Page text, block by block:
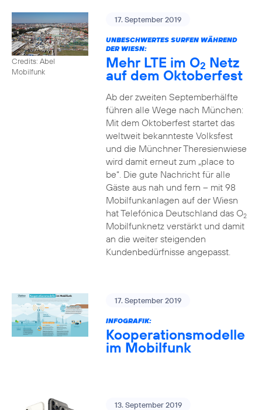
Credits: Abel
Mobilfunk
17. September 2019
UNBESCHWERTES SURFEN WÄHREND
DER WIESN:
Mehr LTE im O2 Netz
auf dem Oktoberfest
Ab der zweiten Septemberhälfte
führen alle Wege nach München:
Mit dem Oktoberfest startet das
weltweit bekannteste Volksfest
und die Münchner Theresienwiese
wird damit erneut zum „place to
be“. Die gute Nachricht für alle
Gäste aus nah und fern – mit 98
Mobilfunkanlagen auf der Wiesn
hat Telefónica Deutschland das O2
Mobilfunknetz verstärkt und damit
an die weiter steigenden
Kundenbedürfnisse angepasst.
17. September 2019
INFOGRAFIK:
Kooperationsmodelle
im Mobilfunk
13. September 2019